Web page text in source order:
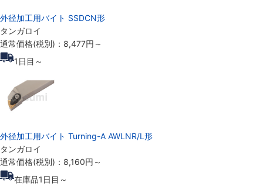
外径加工用バイト SSDCN形
タンガロイ
通常価格(税別)： 8,477円 ～
1 日目～
外径加工用バイト Turning-A AWLNR/L形
タンガロイ
通常価格(税別)： 8,160円 ～
在庫品1日目～